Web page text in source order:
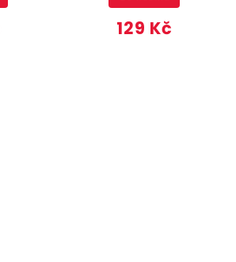
129 Kč